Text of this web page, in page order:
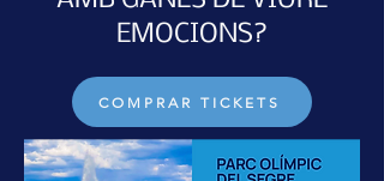
EMOCIONS?
COMPRAR TICKETS